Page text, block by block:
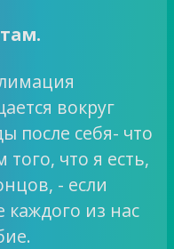
вокруг
после себя- что
того, что я есть,
- если
каждого из нас